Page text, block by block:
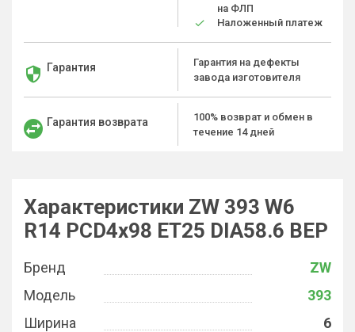
на ФЛП
Наложенный платеж
Гарантия
Гарантия на дефекты
завода изготовителя
Гарантия возврата
100% возврат и обмен в
течение 14 дней
Характеристики ZW 393 W6
R14 PCD4x98 ET25 DIA58.6 BEP
Бренд
ZW
Модель
393
Ширина
6